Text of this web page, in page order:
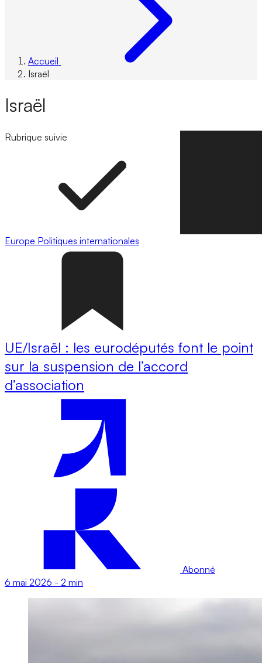
Accueil
Israël
Israël
Rubrique suivie
Europe Politiques internationales
UE/Israël : les eurodéputés font le point
sur la suspension de l’accord
d’association
Abonné
6 mai 2026 - 2 min